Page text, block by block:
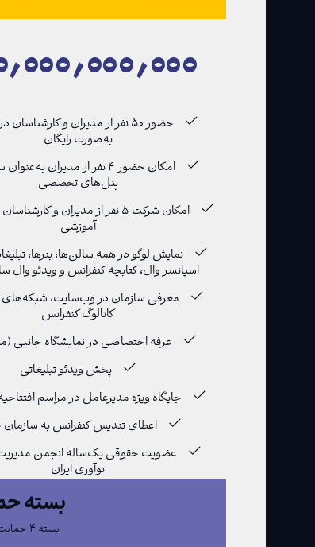
حضور ۵۰ نفر ار مدیران و
به‌صورت رایگان
امکان حضور ۴ نفر از مدیران
پنل‌های تخصصی
امکان شرکت ۵ نفر از مدیران و
آموزشی
نمایش لوگو در همه سالن‌ها، بنرها،
اسپانسر وال، کتابچه کنفرانس و ویدئو وال
معرفی سازمان در وب‌سایت، شبکه‌های
کاتالوگ کنفرانس
غرفه اختصاصی در نمایشگاه جانبی
پخش ویدئو تبلیغاتی
جایگاه ویژه مدیرعامل در مراسم
اعطای تندیس کنفرانس به
عضویت حقوقی یک‌ساله انجمن
نوآوری ایران
بسته
بسته ۴ حمایت از کنفرانس